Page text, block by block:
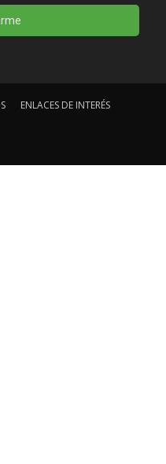
ENLACES DE INTERÉS